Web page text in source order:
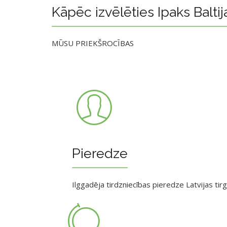
Kāpēc izvēlēties Ipaks
MŪSU PRIEKŠROCĪBAS
Pieredze
Ilggadēja tirdzniecības pieredze Latvijas